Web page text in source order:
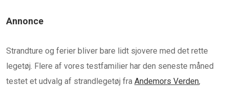
Annonce
Strandture og ferier bliver bare lidt sjovere med det rette
legetøj. Flere af vores testfamilier har den seneste måned
testet et udvalg af strandlegetøj fra Andemors Verden,